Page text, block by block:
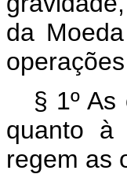
da
§ 1º
quanto à
regem as